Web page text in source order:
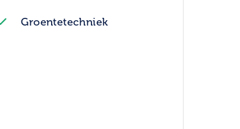
Groentetechniek